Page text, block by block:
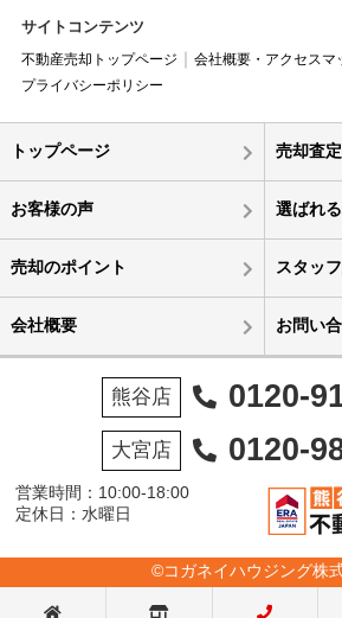
サイトコンテンツ
不動産売却トップページ 会社概要・アクセスマ
プライバシーポリシー
トップページ 売却査定
お客様の声 選ばれ
売却のポイント スタッ
会社概要 お問い
熊谷店 0120-
大宮店 0120-
営業時間：10:00-18:00
定休日：水曜日
©コガネイハウジング株